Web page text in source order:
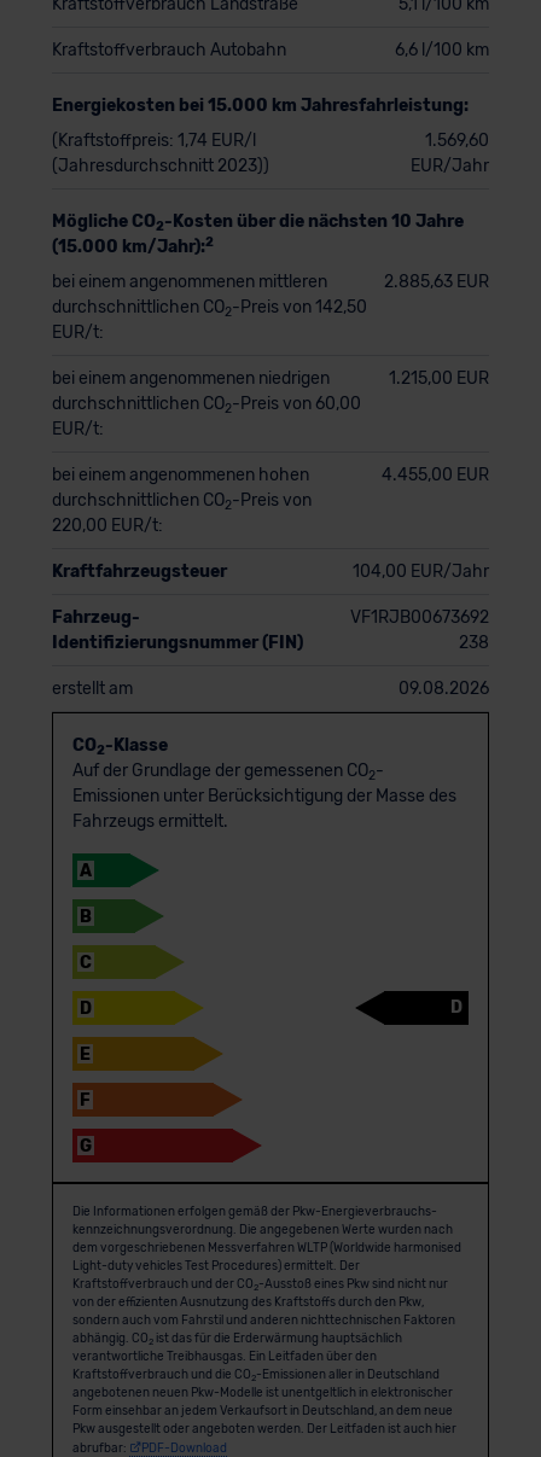
Kraftstoffverbrauch Landstraße 5,1 l/100 km
Kraftstoffverbrauch Autobahn 6,6 l/100 km
Energiekosten bei 15.000 km Jahresfahrleistung:
(Kraftstoffpreis: 1,74 EUR/l
(Jahresdurchschnitt 2023))
1.569,60
EUR/Jahr
Mögliche CO2-Kosten über die nächsten 10 Jahre
(15.000 km/Jahr):2
bei einem angenommenen mittleren
durchschnittlichen CO2-Preis von 142,50
EUR/t:
2.885,63 EUR
bei einem angenommenen niedrigen
durchschnittlichen CO2-Preis von 60,00
EUR/t:
1.215,00 EUR
bei einem angenommenen hohen
durchschnittlichen CO2-Preis von
220,00 EUR/t:
4.455,00 EUR
Kraftfahrzeugsteuer 104,00 EUR/Jahr
Fahrzeug-
Identifizierungsnummer (FIN)
VF1RJB00673692
238
erstellt am 09.08.2026
CO2-Klasse
Auf der Grundlage der gemessenen CO2-
Emissionen unter Berücksichtigung der Masse des
Fahrzeugs ermittelt.
A
B
C
D
E
F
G
D
Die Informationen erfolgen gemäß der Pkw-Energie­verbrauchs­
kennzeichnungs­verordnung. Die angegebenen Werte wurden nach
dem vorgeschriebenen Messverfahren WLTP (Worldwide harmonised
Light-duty vehicles Test Procedures) ermittelt. Der
Kraftstoffverbrauch und der CO2-Ausstoß eines Pkw sind nicht nur
von der effizienten Ausnutzung des Kraftstoffs durch den Pkw,
sondern auch vom Fahrstil und anderen nichttechnischen Faktoren
abhängig. CO2ist das für die Erderwärmung hauptsächlich
verantwortliche Treibhausgas. Ein Leitfaden über den
Kraftstoffverbrauch und die CO2-Emissionen aller in Deutschland
angebotenen neuen Pkw-Modelle ist unentgeltlich in elektronischer
Form einsehbar an jedem Verkaufsort in Deutschland, an dem neue
Pkw ausgestellt oder angeboten werden. Der Leitfaden ist auch hier
abrufbar:
PDF-Download